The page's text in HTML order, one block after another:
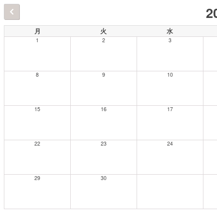
月 火 水
1 2 3
8 9 10
15 16 17
22 23 24
29 30